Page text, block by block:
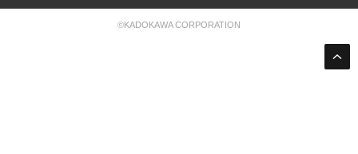
©KADOKAWA CORPORATION